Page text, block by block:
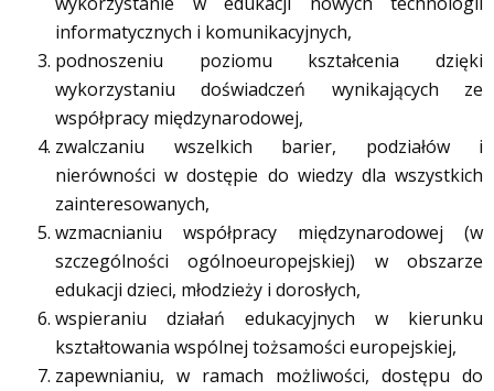
informatycznych i komunikacyjnych,
podnoszeniu poziomu kształcenia dzięki
wykorzystaniu doświadczeń wynikających ze
współpracy międzynarodowej,
zwalczaniu wszelkich barier, podziałów i
nierówności w dostępie do wiedzy dla wszystkich
zainteresowanych,
wzmacnianiu współpracy międzynarodowej (w
szczególności ogólnoeuropejskiej) w obszarze
edukacji dzieci, młodzieży i dorosłych,
wspieraniu działań edukacyjnych w kierunku
kształtowania wspólnej tożsamości europejskiej,
zapewnianiu, w ramach możliwości, dostępu do